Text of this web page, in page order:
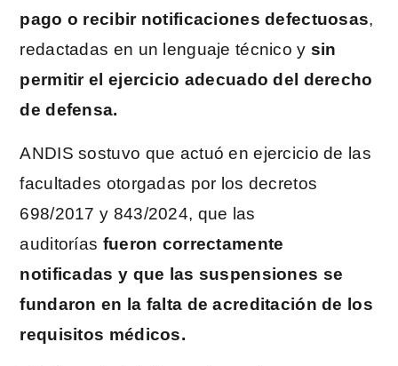
pago o recibir notificaciones defectuosas,
redactadas en un lenguaje técnico y sin
permitir el ejercicio adecuado del derecho
de defensa.
ANDIS sostuvo que actuó en ejercicio de las
facultades otorgadas por los decretos
698/2017 y 843/2024, que las
auditorías fueron correctamente
notificadas y que las suspensiones se
fundaron en la falta de acreditación de los
requisitos médicos.